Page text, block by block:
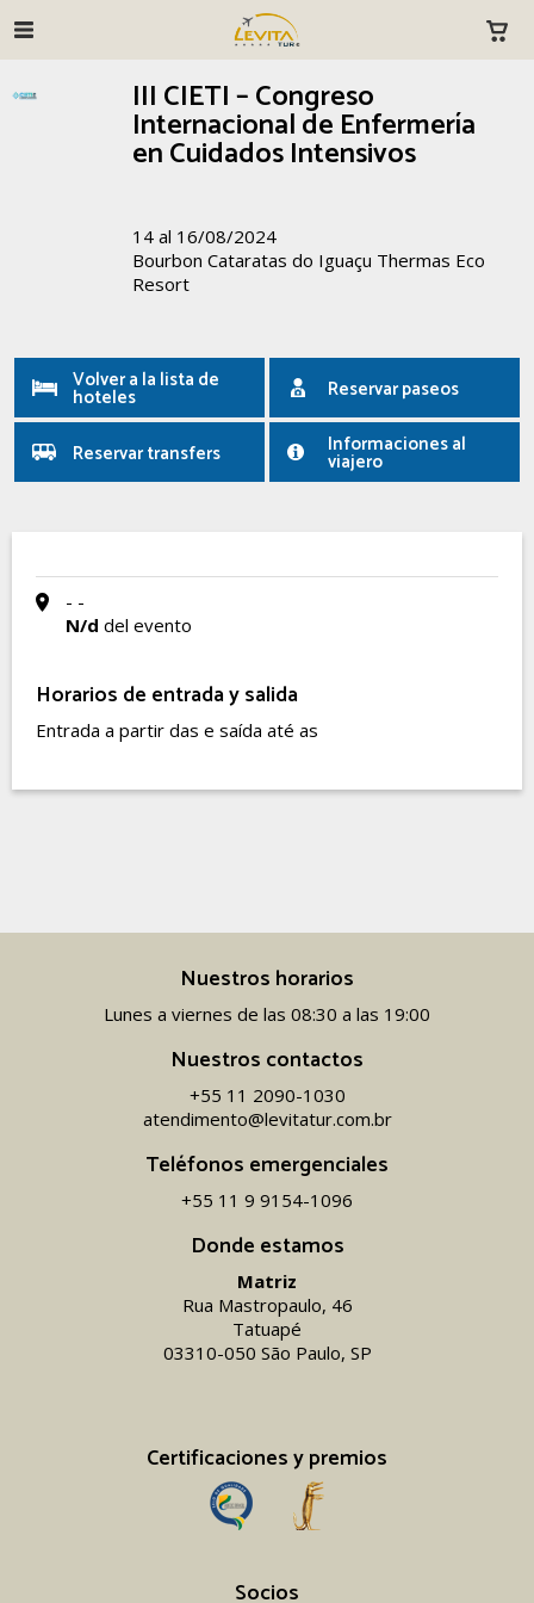
III CIETI – Congreso
Internacional de Enfermería
en Cuidados Intensivos
14 al 16/08/2024
Bourbon Cataratas do Iguaçu Thermas Eco
Resort
Volver a la lista de
hoteles Reservar paseos
Reservar transfers Informaciones al
viajero
- -
N/d del evento
Horarios de entrada y salida
Entrada a partir das e saída até as
Donde estamos
Matriz
Rua Mastropaulo, 46
Tatuapé
03310-050 São Paulo, SP
Certificaciones y premios
Socios
Nuestros horarios
Lunes a viernes de las 08:30 a las 19:00
Nuestros contactos
+55 11 2090-1030
atendimento@levitatur.com.br
Teléfonos emergenciales
+55 11 9 9154-1096‬